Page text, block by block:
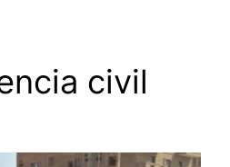
civil